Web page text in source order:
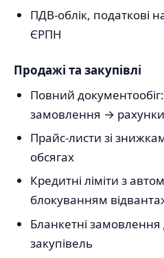
ПДВ-облік, податкові
ЄРПН
Продажі та закупівлі
Повний
замовлення →
Прайс-листи зі
обсягах
Кредитні ліміти з
блокуванням
Бланкетні
закупівель